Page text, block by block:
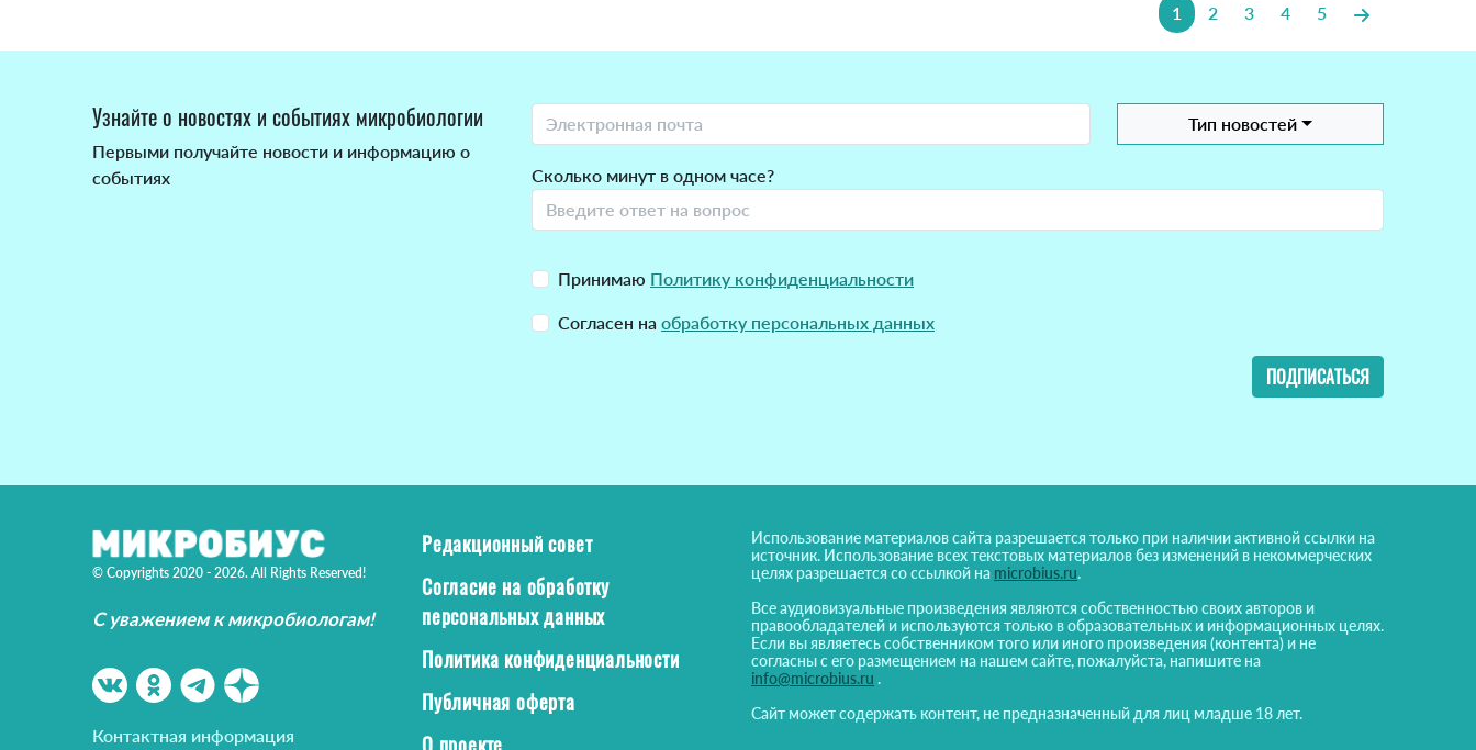
1 2 3 4 5
Узнайте о новостях и событиях микробиологии
Первыми получайте новости и информацию о
событиях
Тип новостей
Сколько минут в одном часе?
Принимаю Политику конфиденциальности
Согласен на обработку персональных данных
ПОДПИСАТЬСЯ
© Copyrights 2020 - 2026. All Rights Reserved!
С уважением к микробиологам!
Контактная информация
Редакционный совет
Согласие на обработку
персональных данных
Политика конфиденциальности
Публичная оферта
Использование материалов сайта разрешается только при наличии активной ссылки на
источник. Использование всех текстовых материалов без изменений в некоммерческих
целях разрешается со ссылкой на microbius.ru.
Все аудиовизуальные произведения являются собственностью своих авторов и
правообладателей и используются только в образовательных и информационных целях.
Если вы являетесь собственником того или иного произведения (контента) и не
согласны с его размещением на нашем сайте, пожалуйста, напишите на
info@microbius.ru .
Сайт может содержать контент, не предназначенный для лиц младше 18 лет.